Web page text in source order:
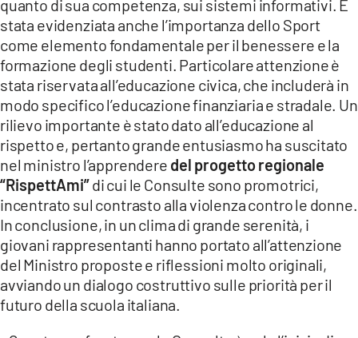
quanto di sua competenza, sui sistemi informativi. È
stata evidenziata anche l’importanza dello Sport
come elemento fondamentale per il benessere e la
formazione degli studenti. Particolare attenzione è
stata riservata all’educazione civica, che includerà in
modo specifico l’educazione finanziaria e stradale. Un
rilievo importante è stato dato all’educazione al
rispetto e, pertanto grande entusiasmo ha suscitato
nel ministro l’apprendere del progetto regionale
“RispettAmi”di cui le Consulte sono promotrici,
incentrato sul contrasto alla violenza contro le donne.
In conclusione, in un clima di grande serenità, i
giovani rappresentanti hanno portato all’attenzione
del Ministro proposte e riflessioni molto originali,
avviando un dialogo costruttivo sulle priorità per il
futuro della scuola italiana.